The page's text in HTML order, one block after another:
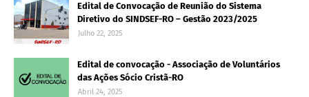
Edital de Convocação de Reunião do Sistema
Diretivo do SINDSEF-RO – Gestão 2023/2025
Julho 22, 2025
Edital de convocação - Associação de Voluntários
das Ações Sócio Cristã-RO
Abril 24, 2025